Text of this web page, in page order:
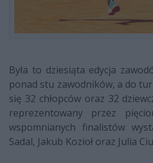
Była to dziesiąta edycja
ponad stu zawodników, a do
się 32 chłopców oraz 32
reprezentowany przez
wspomnianych finalistów
Sadal, Jakub Kozioł oraz Julia